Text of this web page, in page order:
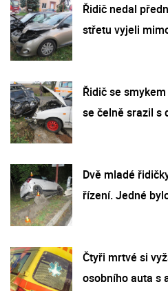
Řidič nedal
střetu vyjeli
Řidič se
se čelně srazil s
Dvě mladé
řízení. Jedné
Čtyři mrtvé si
osobního auta s